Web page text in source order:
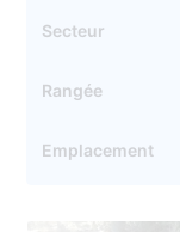
Secteur
Rangée
Emplacement